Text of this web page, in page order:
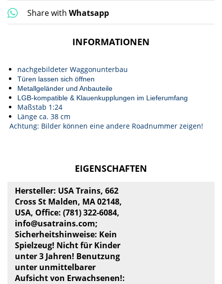
Share with Whatsapp
INFORMATIONEN
nachgebildeter Waggonunterbau
Türen lassen sich öffnen
Metallgeländer und Anbauteile
LGB-kompatible & Klauenkupplungen im Lieferumfang
Maßstab 1:24
Länge ca. 38 cm
Achtung: Bilder können eine andere Roadnummer zeigen!
EIGENSCHAFTEN
Hersteller: USA Trains, 662
Cross St Malden, MA 02148,
USA, Office: (781) 322-6084,
info@usatrains.com;
Sicherheitshinweise: Kein
Spielzeug! Nicht für Kinder
unter 3 Jahren! Benutzung
unter unmittelbarer
Aufsicht von Erwachsenen!: